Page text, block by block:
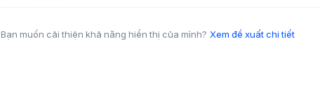
Bạn muốn cải thiện khả năng hiển thị của mình? Xem đề xuất chi tiết